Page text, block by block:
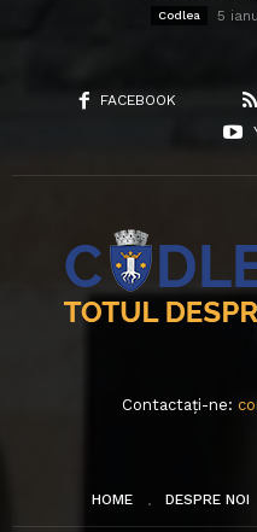
Codlea 5
FACEBOOK
Contactați-ne:
HOME DESPRE NOI